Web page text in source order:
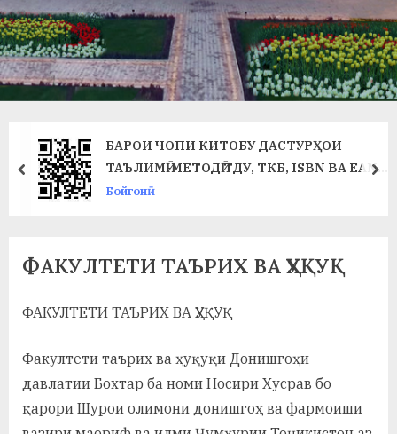
в
л
а
т
и
и
х
б
а
БАРОИ ЧОПИ КИТОБУ ДАСТУРҲОИ
ТАЪЛИМӢ-МЕТОДӢ ТДУ, ТКБ, ISBN ВА EAN
(ШТРИХ-КОД) ЗАРУР АСТ
Бойгонӣ
prev
ФАКУЛТЕТИ ТАЪРИХ ВА ҲУҚУҚ
ФАКУЛТЕТИ ТАЪРИХ ВА ҲУҚУҚ
Факултети таърих ва ҳуқуқи Донишгоҳи
давлатии Бохтар ба номи Носири Хусрав бо
қарори Шурои олимони донишгоҳ ва фармоиши